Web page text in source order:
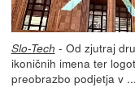
Slo-Tech - Od zjutraj
ikoničnih imena ter
preobrazbo podjetja v ...